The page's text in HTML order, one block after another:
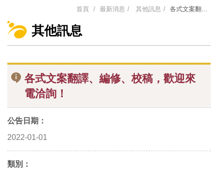
首頁 最新消息 其他訊息 各式文案翻...
其他訊息
各式文案翻譯、編修、校稿，歡迎來
電洽詢！
公告日期：
2022-01-01
類別：